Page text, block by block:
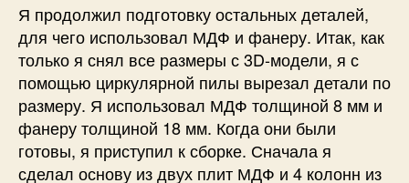
Я продолжил подготовку остальных деталей,
для чего использовал МДФ и фанеру. Итак, как
только я снял все размеры с 3D-модели, я с
помощью циркулярной пилы вырезал детали по
размеру. Я использовал МДФ толщиной 8 мм и
фанеру толщиной 18 мм. Когда они были
готовы, я приступил к сборке. Сначала я
сделал основу из двух плит МДФ и 4 колонн из